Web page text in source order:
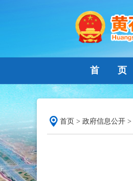
首 页
首页 > 政府信息公开 >